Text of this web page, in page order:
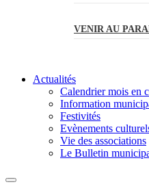
VENIR AU
Actualités
Calendrier mois en
Information
Festivités
Evènements
Vie des associations
Le Bulletin